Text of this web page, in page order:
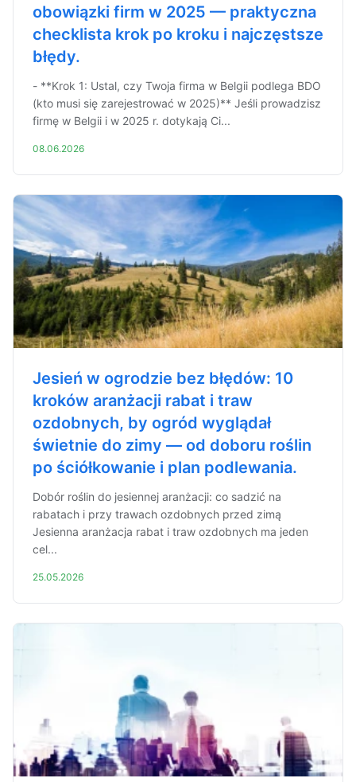
obowiązki firm w 2025 — praktyczna
checklista krok po kroku i najczęstsze
błędy.
- **Krok 1: Ustal, czy Twoja firma w Belgii podlega BDO
(kto musi się zarejestrować w 2025)** Jeśli prowadzisz
firmę w Belgii i w 2025 r. dotykają Ci...
08.06.2026
Jesień w ogrodzie bez błędów: 10
kroków aranżacji rabat i traw
ozdobnych, by ogród wyglądał
świetnie do zimy — od doboru roślin
po ściółkowanie i plan podlewania.
Dobór roślin do jesiennej aranżacji: co sadzić na
rabatach i przy trawach ozdobnych przed zimą
Jesienna aranżacja rabat i traw ozdobnych ma jeden
cel...
25.05.2026